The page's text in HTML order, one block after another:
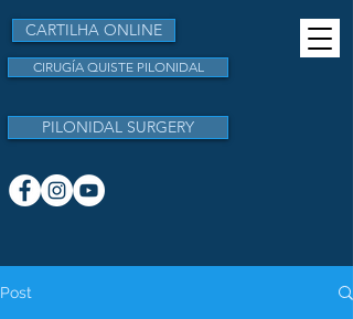
CARTILHA ONLINE
CIRUGÍA QUISTE PILONIDAL
PILONIDAL SURGERY
Post